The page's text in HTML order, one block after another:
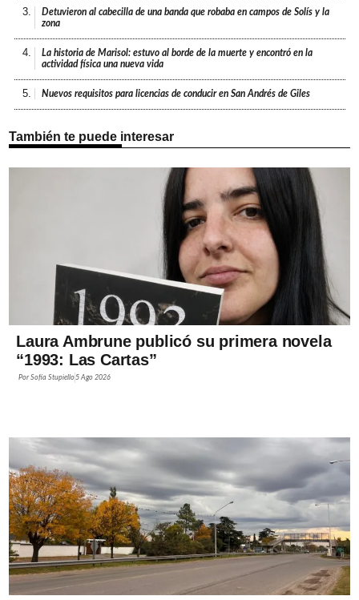
3.
Detuvieron al cabecilla de una banda que robaba en campos de Solís y la
zona
4.
La historia de Marisol: estuvo al borde de la muerte y encontró en la
actividad física una nueva vida
5. Nuevos requisitos para licencias de conducir en San Andrés de Giles
También te puede interesar
Laura Ambrune publicó su primera novela
“1993: Las Cartas”
PorSofía Stupiello 5 Ago 2026